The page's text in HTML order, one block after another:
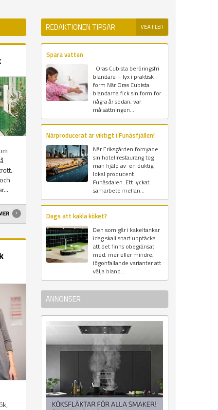
REDAKTIONEN TIPSAR VISA FLER
Spara vatten
Oras Cubista beröringsfri
blandare – lyx i praktisk
form När Oras Cubista
blandarna fick sin form för
några år sedan, var
målsättningen...
Närproducerat är viktigt i Funäsfjällen!
När Eriksgården förnyade
sin hotellrestaurang tog
man hjälp av en duktig,
lokal producent i
Funäsdalen. Ett lyckat
samarbete mellan...
Dags att kakla köket?
Den som går i kakeltankar
idag skall snart upptäcka
att det finns obegränsat
med, mer eller mindre,
iögonfallande varianter att
välja bland...
ANNONSER